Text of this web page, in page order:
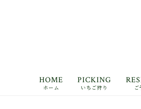
HOME
ホーム
PICKING
いちご狩り